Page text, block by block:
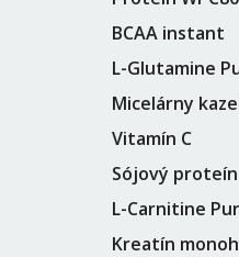
BCAA instant
L-Glutamine
Micelárny
Vitamín C
Sójový proteín
L-Carnitine
Kreatín